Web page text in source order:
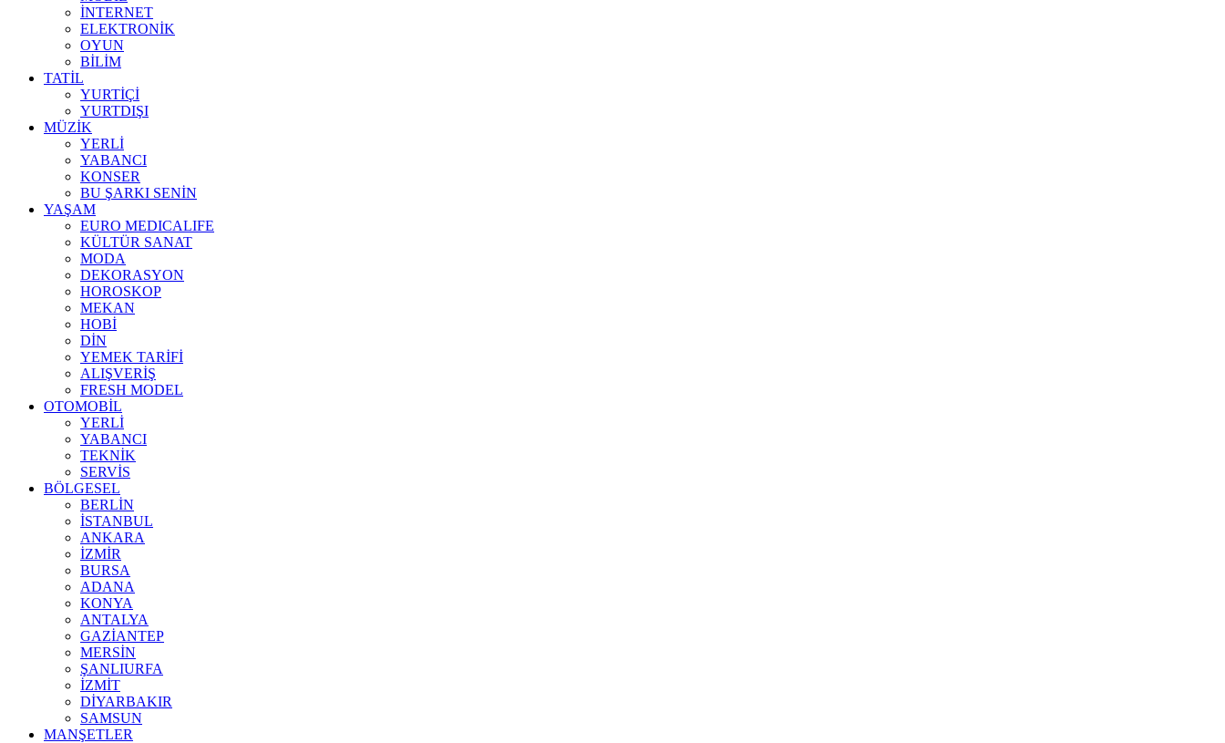
İNTERNET
ELEKTRONİK
OYUN
BİLİM
TATİL
YURTİÇİ
YURTDIŞI
MÜZİK
YERLİ
YABANCI
KONSER
BU ŞARKI SENİN
YAŞAM
EURO MEDICALIFE
KÜLTÜR SANAT
MODA
DEKORASYON
HOROSKOP
MEKAN
HOBİ
DİN
YEMEK TARİFİ
ALIŞVERİŞ
FRESH MODEL
OTOMOBİL
YERLİ
YABANCI
TEKNİK
SERVİS
BÖLGESEL
BERLİN
İSTANBUL
ANKARA
İZMİR
BURSA
ADANA
KONYA
ANTALYA
GAZİANTEP
MERSİN
ŞANLIURFA
İZMİT
DİYARBAKIR
SAMSUN
MANŞETLER